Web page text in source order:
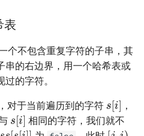
表
个不包含重复字符的子串，其
串的右边界，用一个哈希表或
的字符。
，对于当前遍历到的字符
[i]
，
s[i]
相同的字符，我们就不
s[s[i]] [j,i)